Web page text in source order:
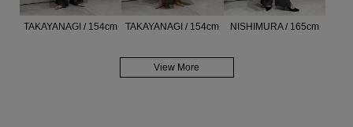
TAKAYANAGI / 154cm TAKAYANAGI / 154cm NISHIMURA / 165cm
View More